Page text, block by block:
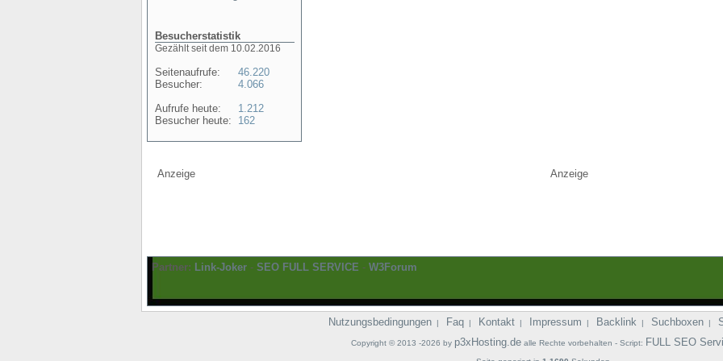
Besucherstatistik
Gezählt seit dem 10.02.2016
Seitenaufrufe:
Besucher:
Aufrufe heute:
Besucher heute:
46.220
4.066
1.212
162
Anzeige Anzeige
Partner: Link-Joker - SEO FULL SERVICE - W3Forum
Nutzungsbedingungen | Faq | Kontakt | Impressum | Backlink | Suchboxen |
Copyright © 2013 -2026 by p3xHosting.dealle Rechte vorbehalten - Script: FULL SEO